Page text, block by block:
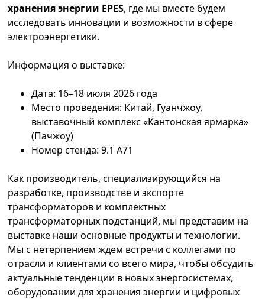
хранения энергии EPES, где мы вместе будем
исследовать инновации и возможности в сфере
электроэнергетики.
Информация о выставке:
Дата: 16–18 июля 2026 года
Место проведения: Китай, Гуанчжоу,
выставочный комплекс «Кантонская ярмарка»
(Пачжоу)
Номер стенда: 9.1 A71
Как производитель, специализирующийся на
разработке, производстве и экспорте
трансформаторов и комплектных
трансформаторных подстанций, мы представим на
выставке наши основные продукты и технологии.
Мы с нетерпением ждем встречи с коллегами по
отрасли и клиентами со всего мира, чтобы обсудить
актуальные тенденции в новых энергосистемах,
оборудовании для хранения энергии и цифровых